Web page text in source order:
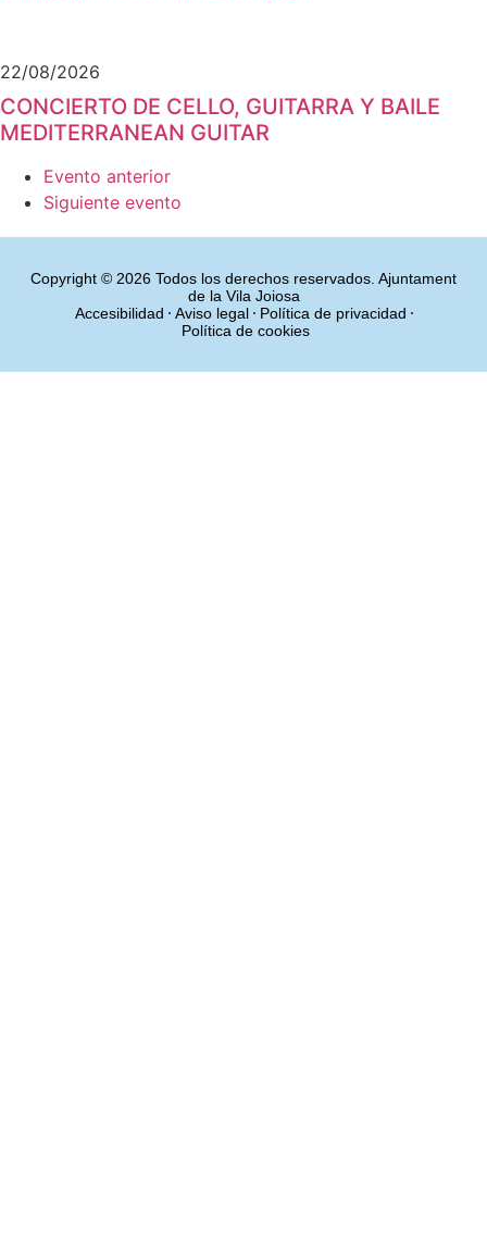
22/08/2026
CONCIERTO DE CELLO, GUITARRA Y BAILE
MEDITERRANEAN GUITAR
Evento anterior
Siguiente evento
Copyright © 2026 Todos los derechos reservados. Ajuntament
de la Vila Joiosa
Accesibilidad
Aviso legal
Política de privacidad
Política de cookies